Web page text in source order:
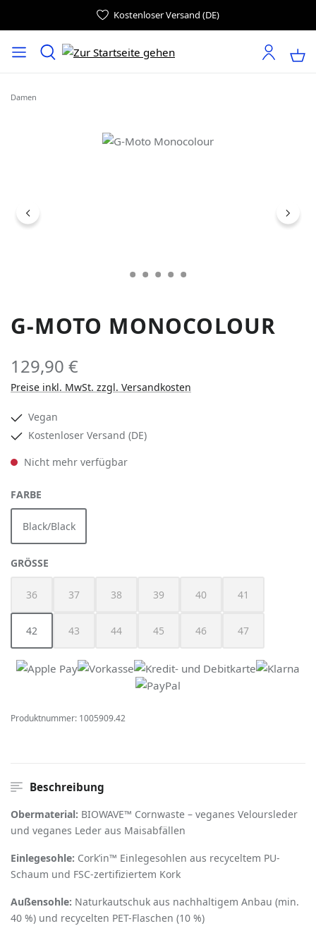
Kostenloser Versand (DE)
Damen
Bildergalerie überspringen
G-MOTO MONOCOLOUR
129,90 €
Preise inkl. MwSt. zzgl. Versandkosten
Vegan
Kostenloser Versand (DE)
Nicht mehr verfügbar
FARBE
Black/Black
(Diese Option ist zurzeit nicht verfügbar.)
GRÖSSE
36
(Diese Option ist zurzeit nicht verfügbar.)
37
(Diese Option ist zurzeit nicht verfügbar.)
38
(Diese Option ist zurzeit nicht verfügbar.)
39
(Diese Option ist zurzeit nicht
40
(Diese Option ist zurzeit
41
(Diese Option ist
42
(Diese Option ist zurzeit nicht verfügbar.)
43
(Diese Option ist zurzeit nicht verfügbar.)
44
(Diese Option ist zurzeit nicht verfügbar.)
45
(Diese Option ist zurzeit nicht
46
(Diese Option ist zurzeit
47
(Diese Option ist
Produktnummer: 1005909.42
Beschreibung
Obermaterial: BIOWAVE™ Cornwaste – veganes Veloursleder
und veganes Leder aus Maisabfällen
Einlegesohle: Cork’in™ Einlegesohlen aus recyceltem PU-
Schaum und FSC-zertifiziertem Kork
Außensohle: Naturkautschuk aus nachhaltigem Anbau (min.
40 %) und recycelten PET-Flaschen (10 %)